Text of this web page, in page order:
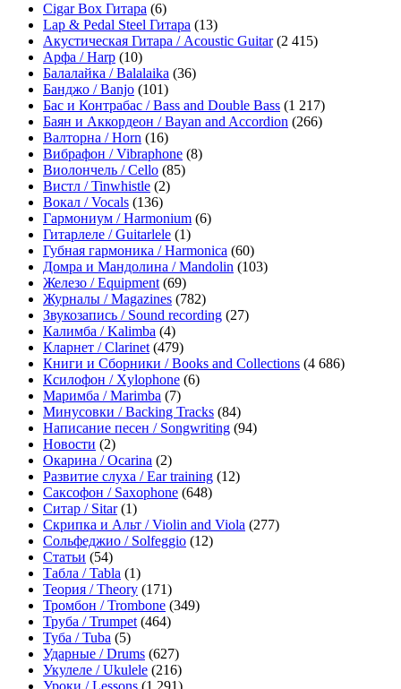
Cigar Box Гитара (6)
Lap & Pedal Steel Гитара (13)
Акустическая Гитара / Acoustic Guitar(2 415)
Арфа / Harp (10)
Балалайка / Balalaika (36)
Банджо / Banjo (101)
Бас и Контрабас / Bass and Double Bass (1 217)
Баян и Аккордеон / Bayan and Accordion (266)
Валторна / Horn (16)
Вибрафон / Vibraphone (8)
Виолончель / Cello (85)
Вистл / Tinwhistle (2)
Вокал / Vocals (136)
Гармониум / Harmonium (6)
Гитарлеле / Guitarlele (1)
Губная гармоника / Harmonica (60)
Домра и Мандолина / Mandolin (103)
Железо / Equipment (69)
Журналы / Magazines (782)
Звукозапись / Sound recording (27)
Калимба / Kalimba (4)
Кларнет / Clarinet (479)
Книги и Сборники / Books and Collections (4 686)
Ксилофон / Xylophone (6)
Маримба / Marimba (7)
Минусовки / Backing Tracks (84)
Написание песен / Songwriting (94)
Новости (2)
Окарина / Ocarina (2)
Развитие слуха / Ear training (12)
Саксофон / Saxophone (648)
Ситар / Sitar(1)
Скрипка и Альт / Violin and Viola (277)
Сольфеджио / Solfeggio (12)
Статьи (54)
Табла / Tabla (1)
Теория / Theory (171)
Тромбон / Trombone (349)
Труба / Trumpet (464)
Туба / Tuba (5)
Ударные / Drums (627)
Укулеле / Ukulele (216)